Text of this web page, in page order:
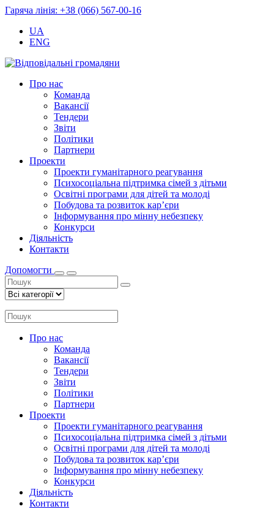
Гаряча лінія: +38 (066) 567-00-16
UA
ENG
Про нас
Команда
Вакансії
Тендери
Звіти
Політики
Партнери
Проекти
Проекти гуманітарного реагування
Психосоціальна підтримка сімей з дітьми
Освітні програми для дітей та молоді
Побудова та розвиток кар’єри
Інформування про мінну небезпеку
Конкурси
Діяльність
Контакти
Допомогти
Про нас
Команда
Вакансії
Тендери
Звіти
Політики
Партнери
Проекти
Проекти гуманітарного реагування
Психосоціальна підтримка сімей з дітьми
Освітні програми для дітей та молоді
Побудова та розвиток кар’єри
Інформування про мінну небезпеку
Конкурси
Діяльність
Контакти